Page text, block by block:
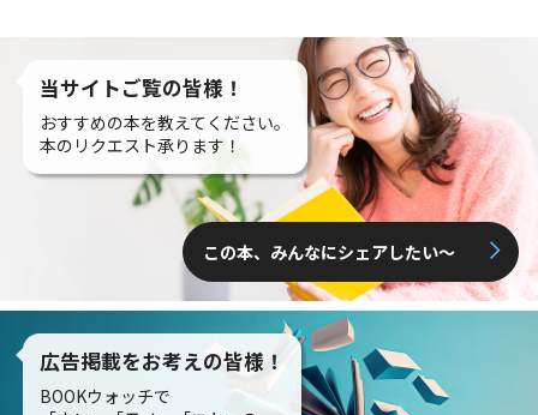
当サイトご覧の皆様！
おすすめの本を教えてください。
本のリクエスト承ります！
この本、みんなにシェアしたい〜
広告掲載をお考えの皆様！
BOOKウォッチで